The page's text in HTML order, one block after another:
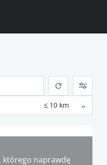
którego naprawdę